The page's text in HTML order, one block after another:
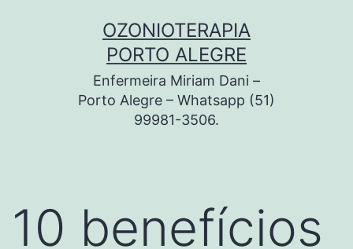
OZONIOTERAPIA
PORTO ALEGRE
Enfermeira Miriam Dani –
Porto Alegre – Whatsapp (51)
99981-3506.
10 benefícios